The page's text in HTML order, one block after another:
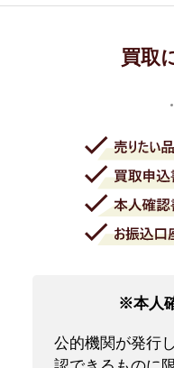
買取
※本人
公的機関が発行